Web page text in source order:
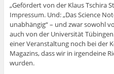
„Gefördert von der Klaus Tschira
Impressum. Und: „Das Science
unabhängig“ – und zwar sowohl
auch von der Universität
einer Veranstaltung noch bei der
Magazins, dass wir in irgendeine
wurden.